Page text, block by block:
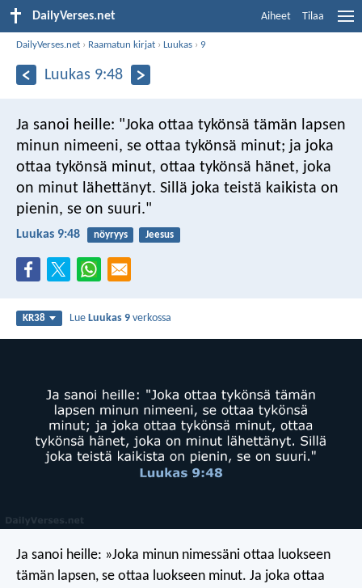
DailyVerses.net Aiheet Tilaa
DailyVerses.net › Raamatun kirjat ›Luukas › 9
Luukas 9:48
Ja sanoi heille: "Joka ottaa tykönsä tämän lapsen
minun nimeeni, se ottaa tykönsä minut; ja joka
ottaa tykönsä minut, ottaa tykönsä hänet, joka
on minut lähettänyt. Sillä joka teistä kaikista on
pienin, se on suuri."
Luukas 9:48 nöyryys Jeesus
KR38 LueLuukas 9 verkossa
Ja sanoi heille: »Joka minun nimessäni ottaa luokseen
tämän lapsen, se ottaa luokseen minut. Ja joka ottaa